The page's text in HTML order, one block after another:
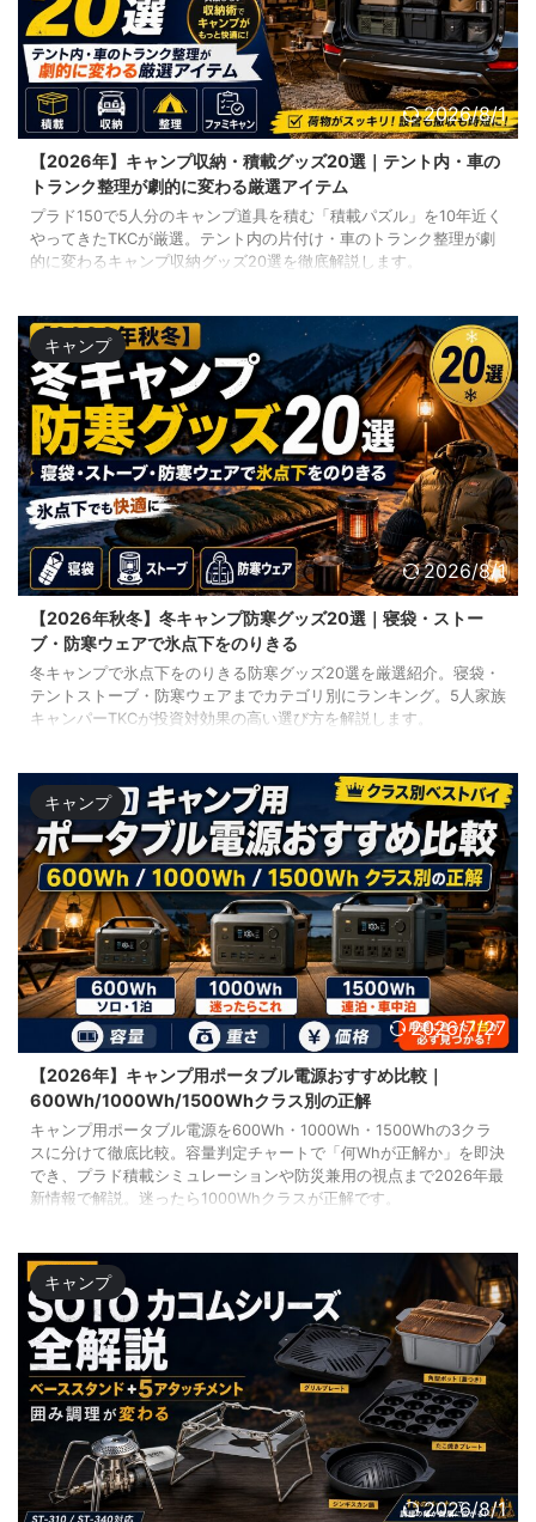
2026/8/1
【2026年】キャンプ収納・積載グッズ20選｜テント内・車の
トランク整理が劇的に変わる厳選アイテム
プラド150で5人分のキャンプ道具を積む「積載パズル」を10年近く
やってきたTKCが厳選。テント内の片付け・車のトランク整理が劇
的に変わるキャンプ収納グッズ20選を徹底解説します。
キャンプ
2026/8/1
【2026年秋冬】冬キャンプ防寒グッズ20選｜寝袋・ストー
ブ・防寒ウェアで氷点下をのりきる
冬キャンプで氷点下をのりきる防寒グッズ20選を厳選紹介。寝袋・
テントストーブ・防寒ウェアまでカテゴリ別にランキング。5人家族
キャンパーTKCが投資対効果の高い選び方を解説します。
キャンプ
2026/7/27
【2026年】キャンプ用ポータブル電源おすすめ比較｜
600Wh/1000Wh/1500Whクラス別の正解
キャンプ用ポータブル電源を600Wh・1000Wh・1500Whの3クラ
スに分けて徹底比較。容量判定チャートで「何Whが正解か」を即決
でき、プラド積載シミュレーションや防災兼用の視点まで2026年最
新情報で解説。迷ったら1000Whクラスが正解です。
キャンプ
2026/8/1